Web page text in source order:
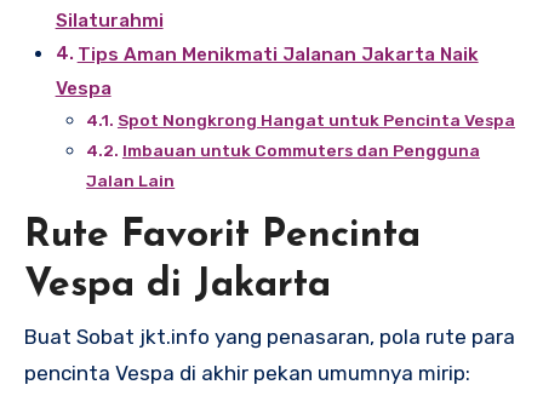
Silaturahmi
Tips Aman Menikmati Jalanan Jakarta Naik
Vespa
Spot Nongkrong Hangat untuk Pencinta Vespa
Imbauan untuk Commuters dan Pengguna
Jalan Lain
Rute Favorit Pencinta
Vespa di Jakarta
Buat Sobat jkt.info yang penasaran, pola rute para
pencinta Vespa di akhir pekan umumnya mirip: